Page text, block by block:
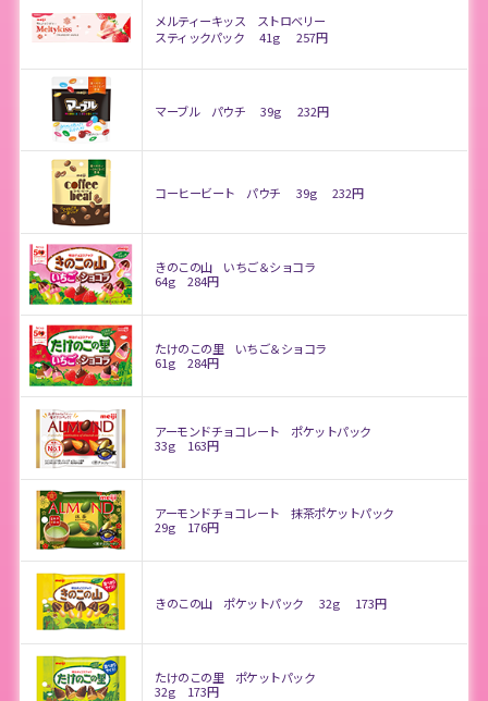
メルティーキッス ストロベリー
スティックパック
41g 257円
マーブル パウチ 39g 232円
コーヒービート パウチ 39g 232円
きのこの山 いちご＆ショコラ
64g
284円
たけのこの里 いちご＆ショコラ
61g
284円
アーモンドチョコレート ポケットパック
33g
163円
アーモンドチョコレート 抹茶ポケットパック
29g
176円
きのこの山 ポケットパック 32g 173円
たけのこの里 ポケットパック
32g
173円